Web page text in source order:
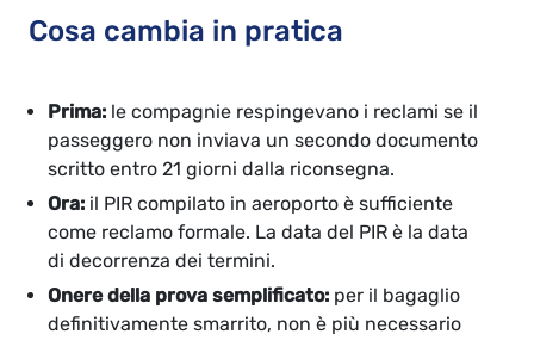
Cosa cambia in pratica
Prima: le compagnie respingevano i reclami se il
passeggero non inviava un secondo documento
scritto entro 21 giorni dalla riconsegna.
Ora: il PIR compilato in aeroporto è sufficiente
come reclamo formale. La data del PIR è la data
di decorrenza dei termini.
Onere della prova semplificato: per il bagaglio
definitivamente smarrito, non è più necessario